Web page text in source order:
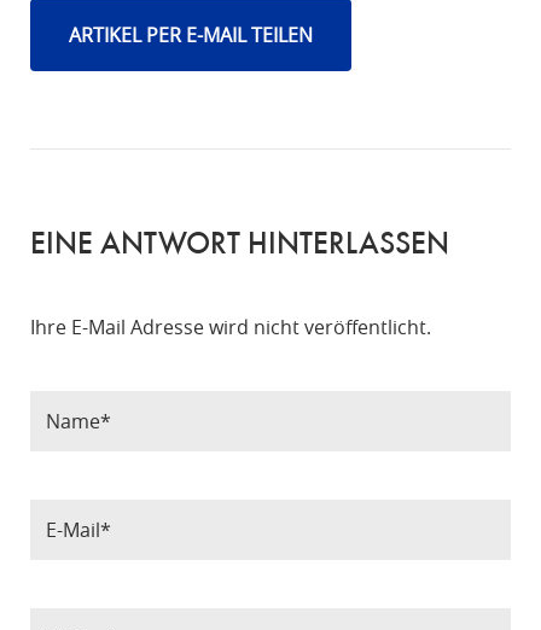
ARTIKEL PER E-MAIL TEILEN
EINE ANTWORT HINTERLASSEN
Ihre E-Mail Adresse wird nicht veröffentlicht.